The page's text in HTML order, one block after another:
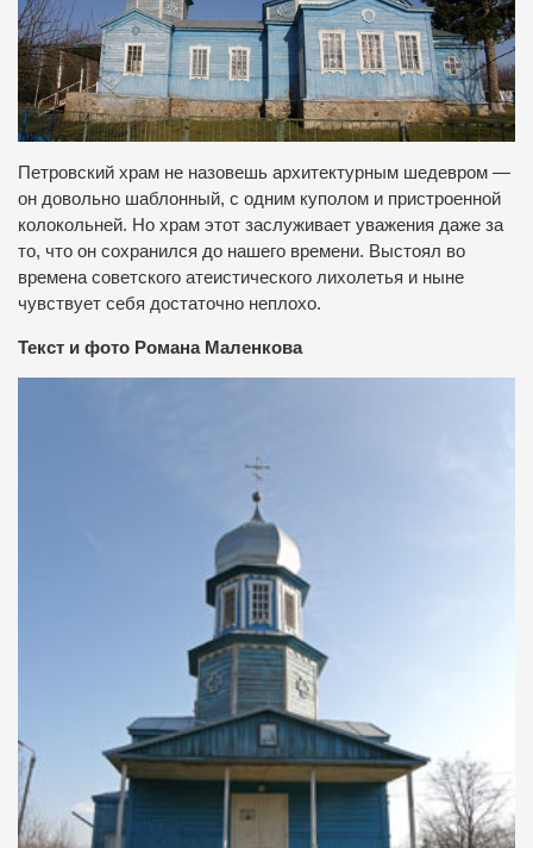
Петровский храм не назовешь архитектурным шедевром —
он довольно шаблонный, с одним куполом и пристроенной
колокольней. Но храм этот заслуживает уважения даже за
то, что он сохранился до нашего времени. Выстоял во
времена советского атеистического лихолетья и ныне
чувствует себя достаточно неплохо.
Текст и фото Романа Маленкова